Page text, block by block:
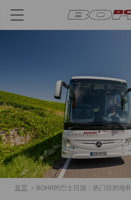
首页 BOHR的巴士日游：热门目的地